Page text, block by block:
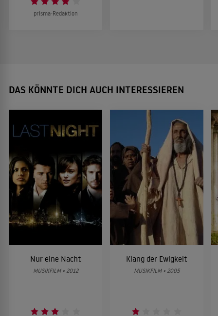
prisma-Redaktion
DAS KÖNNTE DICH AUCH INTERESSIEREN
Nur eine Nacht
MUSIKFILM • 2012
Klang der Ewigkeit
MUSIKFILM • 2005